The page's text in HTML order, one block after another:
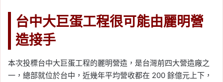
台中大巨蛋工程很可能由麗明營
造接手
本次投標台中大巨蛋工程的麗明營造，是台灣前四大營造廠之
一，總部就位於台中，近幾年平均營收都在 200 餘億元上下，